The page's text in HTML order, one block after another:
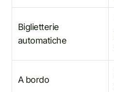
Biglietterie
automatiche
A bordo